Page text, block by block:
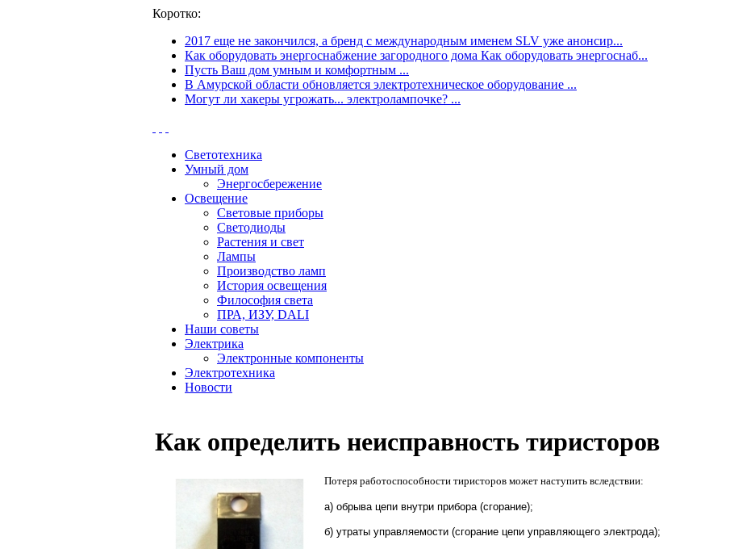
Коротко:
2017 еще не закончился, а бренд с международным именем SLV уже анонсир...
Как оборудовать энергоснабжение загородного дома Как оборудовать энергоснаб...
Пусть Ваш дом умным и комфортным ...
В Амурской области обновляется электротехническое оборудование ...
Могут ли хакеры угрожать... электролампочке? ...
Светотехника
Умный дом
Энергосбережение
Освещение
Световые приборы
Светодиоды
Растения и свет
Лампы
Производство ламп
История освещения
Философия света
ПРА, ИЗУ, DALI
Наши советы
Электрика
Электронные компоненты
Электротехника
Новости
Как определить неисправность тиристоров
Потеря работоспособности тиристоров может наступить вследствии:
а) обрыва цепи внутри прибора (сгорание);
б) утраты управляемости (сгорание цепи управляющего электрода);